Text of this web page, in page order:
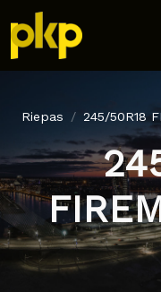
Riepas 245/50R18